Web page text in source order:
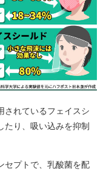
されているフェイスシ
たり、吸い込みを抑制
セプトで、乳酸菌を配